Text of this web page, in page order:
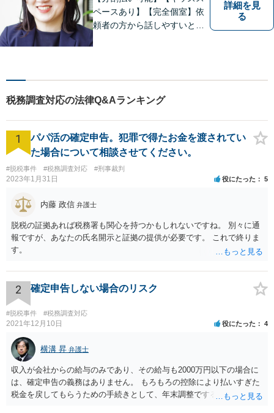
ペースあり】【完全個室】依
頼者の方から話しやすいと定
相談ください。
詳細を見
る
税務調査対応の法律Q&Aランキング
1
パパ活の確定申告。犯罪で得たお金を渡されてい
た場合について相談させてください。
#脱税事件 #税務調査対応 #刑事裁判
2023年1月31日 役にたった 5
内藤 政信 弁護士
脱税の証拠あれば税務署も関心を持つかもしれないですね。 別々に通
報ですが、あなたの氏名開示と証拠の提供が必要です。 これで終りま
す。
2 確定申告しない場合のリスク
#脱税事件 #税務調査対応
2021年12月10日 役にたった 4
横溝 昇 弁護士
収入が会社からの給与のみであり、その給与も2000万円以下の場合に
は、確定申告の義務はありません。 もろもろの控除により払いすぎた
税金を戻してもらうための手続きとして、年末調整でするのか、確定